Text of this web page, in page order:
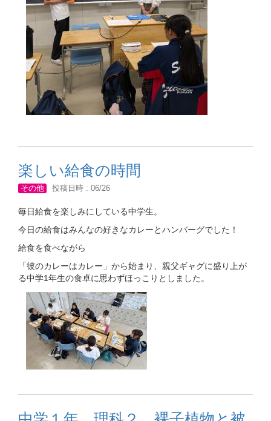
楽しい給食の時間
その他 投稿日時 : 06/26
毎日給食を楽しみにしている中学生。
今日の給食はみんなの好きなカレーとハンバーグでした！
給食を食べながら
「彼のカレーはカレー」から始まり、親父ギャグに盛り上が
る中学1年生の食卓に思わずほっこりとしました。